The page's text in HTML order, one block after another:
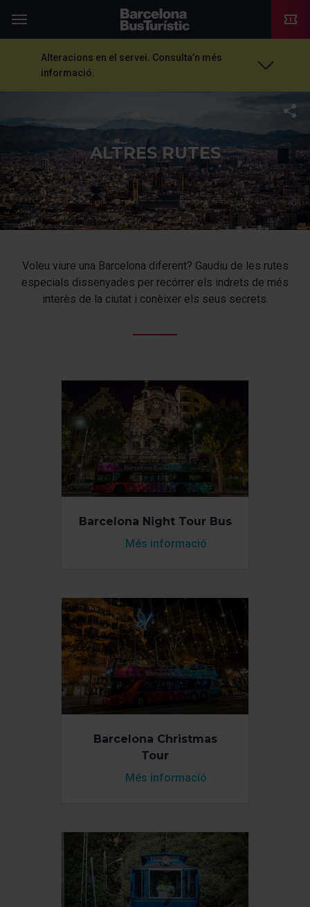
TMB-OCI
Alteracions en el servei. Consulta’n més
informació.
ALTRES RUTES
Voleu viure una Barcelona diferent? Gaudiu de les rutes
especials dissenyades per recórrer els indrets de més
interès de la ciutat i conèixer els seus secrets.
Barcelona Night Tour Bus
Més informació
Barcelona Christmas
Tour
Més informació